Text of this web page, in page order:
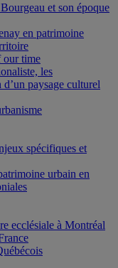
et son époque
en patrimoine
our time
les
d’un paysage culturel
spécifiques et
urbain en
ecclésiale à Montréal